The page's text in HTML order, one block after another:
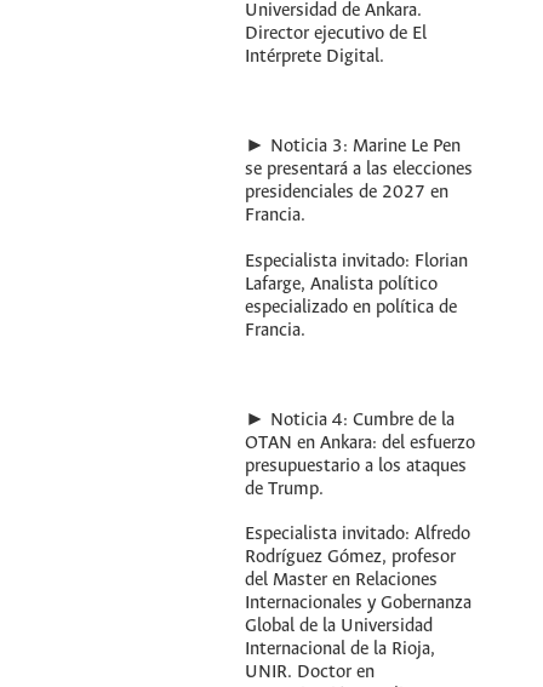
Universidad de Ankara.
Director ejecutivo de El
Intérprete Digital.
► Noticia 3: Marine Le Pen
se presentará a las elecciones
presidenciales de 2027 en
Francia.
Especialista invitado: Florian
Lafarge, Analista político
especializado en política de
Francia.
► Noticia 4: Cumbre de la
OTAN en Ankara: del esfuerzo
presupuestario a los ataques
de Trump.
Especialista invitado: Alfredo
Rodríguez Gómez, profesor
del Master en Relaciones
Internacionales y Gobernanza
Global de la Universidad
Internacional de la Rioja,
UNIR. Doctor en